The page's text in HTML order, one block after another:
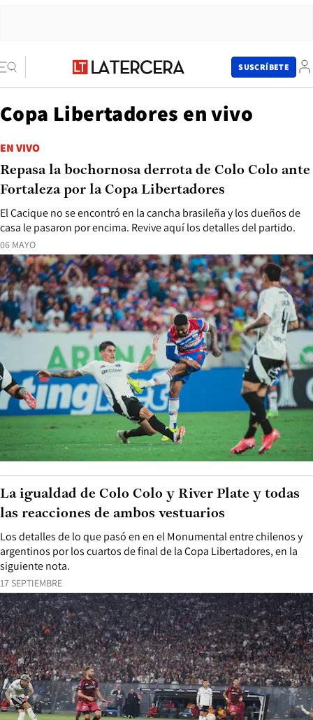
SUSCRÍBETE
Copa Libertadores en vivo
06 MAYO
EN VIVO
El Cacique no se encontró en la cancha brasileña y los dueños de
casa le pasaron por encima. Revive aquí los detalles del partido.
Repasa la bochornosa derrota de Colo Colo ante
Fortaleza por la Copa Libertadores
17 SEPTIEMBRE
Los detalles de lo que pasó en en el Monumental entre chilenos y
argentinos por los cuartos de final de la Copa Libertadores, en la
siguiente nota.
La igualdad de Colo Colo y River Plate y todas
las reacciones de ambos vestuarios